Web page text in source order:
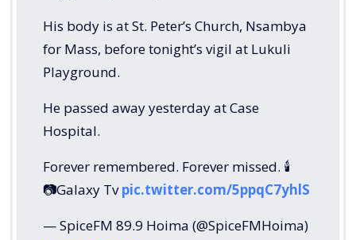
His body is at St. Peter’s Church, Nsambya
for Mass, before tonight’s vigil at Lukuli
Playground.
He passed away yesterday at Case
Hospital.
Forever remembered. Forever missed. 🕯️
📷Galaxy Tvpic.twitter.com/5ppqC7yhlS
— SpiceFM 89.9 Hoima (@SpiceFMHoima)